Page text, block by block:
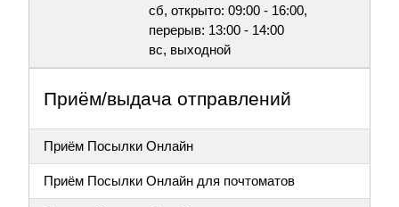
сб, открыто: 09:00 - 16:00,
перерыв: 13:00 - 14:00
вс, выходной
Приём/выдача отправлений
Приём Посылки Онлайн
Приём Посылки Онлайн для почтоматов